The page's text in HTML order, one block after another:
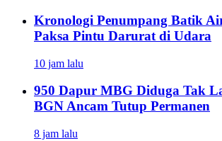
Kronologi Penumpang Batik
Paksa Pintu Darurat di Udara
10 jam lalu
950 Dapur MBG Diduga Tak
BGN Ancam Tutup Permanen
8 jam lalu